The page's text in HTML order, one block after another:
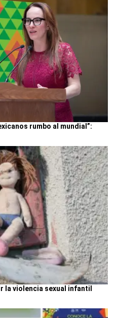
rumbo al mundial”:
la violencia sexual infantil